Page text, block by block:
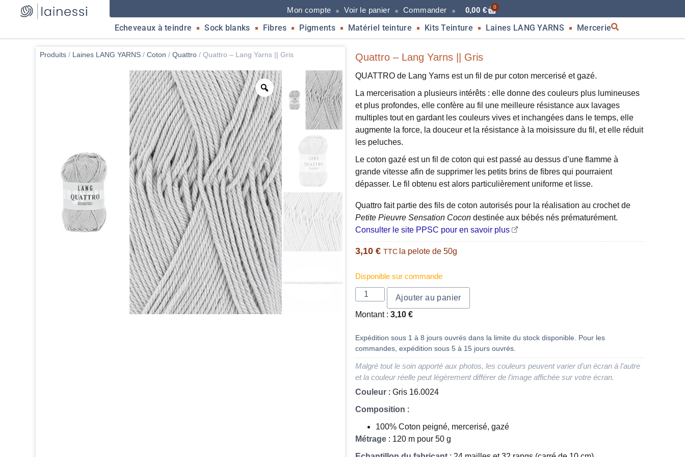
Mon compte Voir le panier Commander 0,00 € 0
Echeveaux à teindre Sock blanks Fibres Pigments Matériel teinture Kits Teinture Laines LANG YARNS Mercerie
Produits / Laines LANG YARNS / Coton / Quattro / Quattro – Lang Yarns || Gris Quattro – Lang Yarns || Gris
QUATTRO de Lang Yarns est un fil de pur coton mercerisé et gazé.
La mercerisation a plusieurs intérêts : elle donne des couleurs plus lumineuses
et plus profondes, elle confère au fil une meilleure résistance aux lavages
multiples tout en gardant les couleurs vives et inchangées dans le temps, elle
augmente la force, la douceur et la résistance à la moisissure du fil, et elle réduit
les peluches.
Le coton gazé est un fil de coton qui est passé au dessus d’une flamme à
grande vitesse afin de supprimer les petits brins de fibres qui pourraient
dépasser. Le fil obtenu est alors particulièrement uniforme et lisse.
Quattro fait partie des fils de coton autorisés pour la réalisation au crochet de
Petite Pieuvre Sensation Cocon destinée aux bébés nés prématurément.
Consulter le site PPSC pour en savoir plus
3,10 € TTC la pelote de 50g
Disponible sur commande
Ajouter au panier
Montant : 3,10 €
Expédition sous 1 à 8 jours ouvrés dans la limite du stock disponible. Pour les
commandes, expédition sous 5 à 15 jours ouvrés.
Malgré tout le soin apporté aux photos, les couleurs peuvent varier d’un écran à l’autre
et la couleur réelle peut légèrement différer de l’image affichée sur votre écran.
Couleur : Gris 16.0024
Composition :
100% Coton peigné, mercerisé, gazé
Métrage : 120 m pour 50 g